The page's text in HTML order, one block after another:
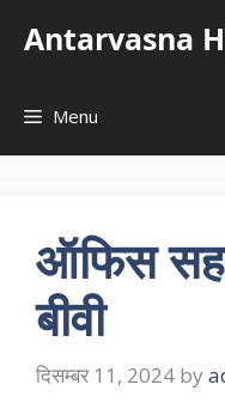
Antarvasna
Menu
ऑफिस
बीवी
दिसम्बर 11, 2024 by